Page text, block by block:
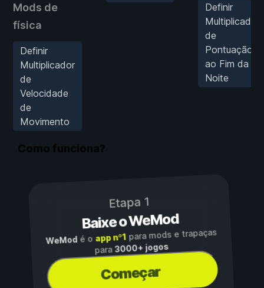
Mods de
física
Definir
Multiplicador
de
Velocidade
de
Movimento
Definir
Multiplicador
de
Pontuação
ao Fim da
Noite
Como funciona?
Etapa 1
Baixe o WeMod
WeModé o app nº1para mods e trapaças
para3000+ jogos
Começar